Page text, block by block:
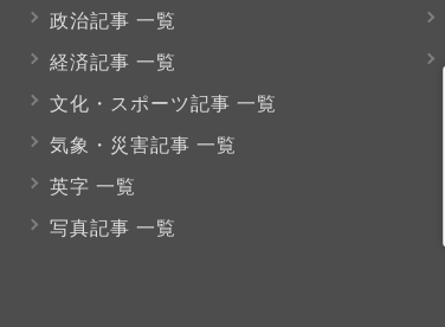
政治記事 一覧
経済記事 一覧
文化・スポーツ記事 一覧
気象・災害記事 一覧
英字 一覧
写真記事 一覧